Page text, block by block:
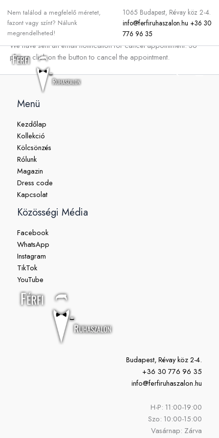
Nem találod a megfelelő méretet,
fazont vagy színt? Nálunk
megrendelheted!
1065 Budapest, Révay köz 2-4.
info@ferfiruhaszalon.hu +36 30
776 96 35
Search
Appointment canceled
Sorry to hear that you have requested for cancel the appointment.
We have sent an email notification for cancel appointment. So
please click on the button to cancel the appointment.
Menü
Kezdőlap
Kollekció
Kölcsönzés
Rólunk
Magazin
Dress code
Kapcsolat
Közösségi Média
Facebook
WhatsApp
Instagram
TikTok
YouTube
Budapest, Révay köz 2-4.
+36 30 776 96 35
info@ferfiruhaszalon.hu
H-P: 11:00-19:00
Szo: 10:00-15:00
Vasárnap: Zárva